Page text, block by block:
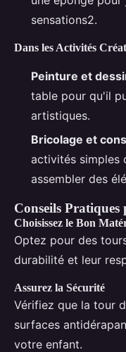
sensations2.
Dans les Activités
Peinture et
table pour qu'il
artistiques.
Bricolage et
activités simples
assembler des
Conseils Pratiques
Choisissez le Bon
Optez pour des
durabilité et leur
Assurez la Sécurité
Vérifiez que la tour
surfaces
votre enfant.